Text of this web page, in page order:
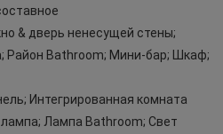
& дверь ненесущей стены;
Район Bathroom; Мини-бар; Шкаф;
Интегрированная комната
Лампа Bathroom; Свет